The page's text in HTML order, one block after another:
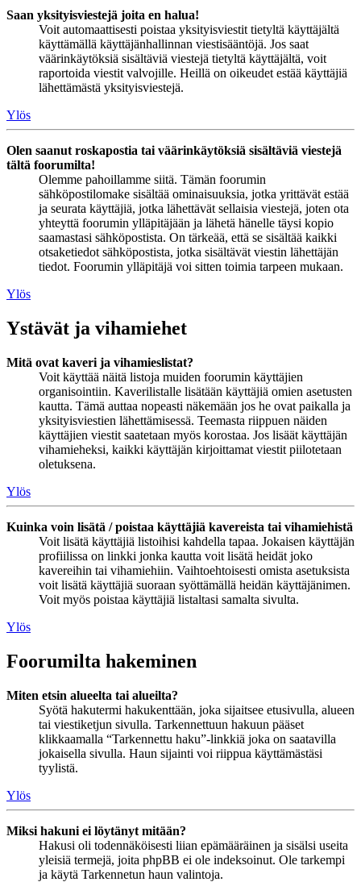
Saan yksityisviestejä joita en halua!
Voit automaattisesti poistaa yksityisviestit tietyltä käyttäjältä
käyttämällä käyttäjänhallinnan viestisääntöjä. Jos saat
väärinkäytöksiä sisältäviä viestejä tietyltä käyttäjältä, voit
raportoida viestit valvojille. Heillä on oikeudet estää käyttäjiä
lähettämästä yksityisviestejä.
Ylös
Olen saanut roskapostia tai väärinkäytöksiä sisältäviä viestejä
tältä foorumilta!
Olemme pahoillamme siitä. Tämän foorumin
sähköpostilomake sisältää ominaisuuksia, jotka yrittävät estää
ja seurata käyttäjiä, jotka lähettävät sellaisia viestejä, joten ota
yhteyttä foorumin ylläpitäjään ja lähetä hänelle täysi kopio
saamastasi sähköpostista. On tärkeää, että se sisältää kaikki
otsaketiedot sähköpostista, jotka sisältävät viestin lähettäjän
tiedot. Foorumin ylläpitäjä voi sitten toimia tarpeen mukaan.
Ylös
Ystävät ja vihamiehet
Mitä ovat kaveri ja vihamieslistat?
Voit käyttää näitä listoja muiden foorumin käyttäjien
organisointiin. Kaverilistalle lisätään käyttäjiä omien asetusten
kautta. Tämä auttaa nopeasti näkemään jos he ovat paikalla ja
yksityisviestien lähettämisessä. Teemasta riippuen näiden
käyttäjien viestit saatetaan myös korostaa. Jos lisäät käyttäjän
vihamieheksi, kaikki käyttäjän kirjoittamat viestit piilotetaan
oletuksena.
Ylös
Kuinka voin lisätä / poistaa käyttäjiä kavereista tai vihamiehistä
Voit lisätä käyttäjiä listoihisi kahdella tapaa. Jokaisen käyttäjän
profiilissa on linkki jonka kautta voit lisätä heidät joko
kavereihin tai vihamiehiin. Vaihtoehtoisesti omista asetuksista
voit lisätä käyttäjiä suoraan syöttämällä heidän käyttäjänimen.
Voit myös poistaa käyttäjiä listaltasi samalta sivulta.
Ylös
Foorumilta hakeminen
Miten etsin alueelta tai alueilta?
Syötä hakutermi hakukenttään, joka sijaitsee etusivulla, alueen
tai viestiketjun sivulla. Tarkennettuun hakuun pääset
klikkaamalla “Tarkennettu haku”-linkkiä joka on saatavilla
jokaisella sivulla. Haun sijainti voi riippua käyttämästäsi
tyylistä.
Ylös
Miksi hakuni ei löytänyt mitään?
Hakusi oli todennäköisesti liian epämääräinen ja sisälsi useita
yleisiä termejä, joita phpBB ei ole indeksoinut. Ole tarkempi
ja käytä Tarkennetun haun valintoja.